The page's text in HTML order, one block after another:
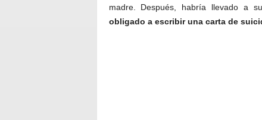
madre. Después, habría llevado a
obligado a escribir una carta de